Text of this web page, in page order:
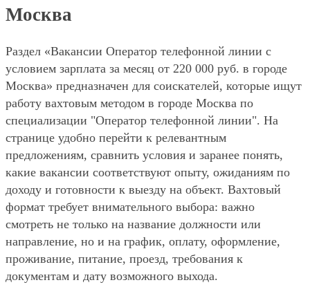
Москва
Раздел «Вакансии Оператор телефонной линии с
условием зарплата за месяц от 220 000 руб. в городе
Москва» предназначен для соискателей, которые ищут
работу вахтовым методом в городе Москва по
специализации "Оператор телефонной линии". На
странице удобно перейти к релевантным
предложениям, сравнить условия и заранее понять,
какие вакансии соответствуют опыту, ожиданиям по
доходу и готовности к выезду на объект. Вахтовый
формат требует внимательного выбора: важно
смотреть не только на название должности или
направление, но и на график, оплату, оформление,
проживание, питание, проезд, требования к
документам и дату возможного выхода.